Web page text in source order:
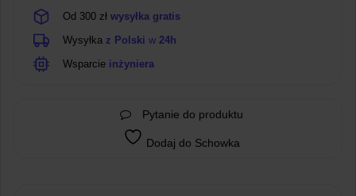
Od 300 zł wysyłka gratis
Wysyłka z Polski w 24h
Wsparcie inżyniera
Pytanie do produktu
Dodaj do Schowka